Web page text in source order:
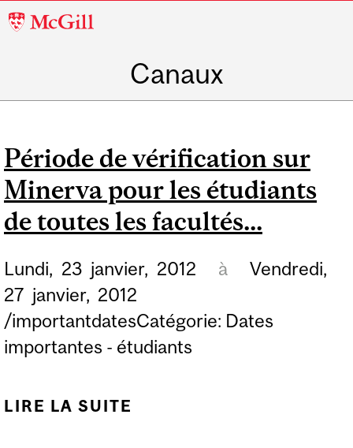
McGill
Canaux
Période de vérification sur
Minerva pour les étudiants
de toutes les facultés...
Lundi, 23 janvier, 2012 à
Vendredi,
27 janvier, 2012
/importantdatesCatégorie: Dates
importantes - étudiants
LIRE LA SUITE